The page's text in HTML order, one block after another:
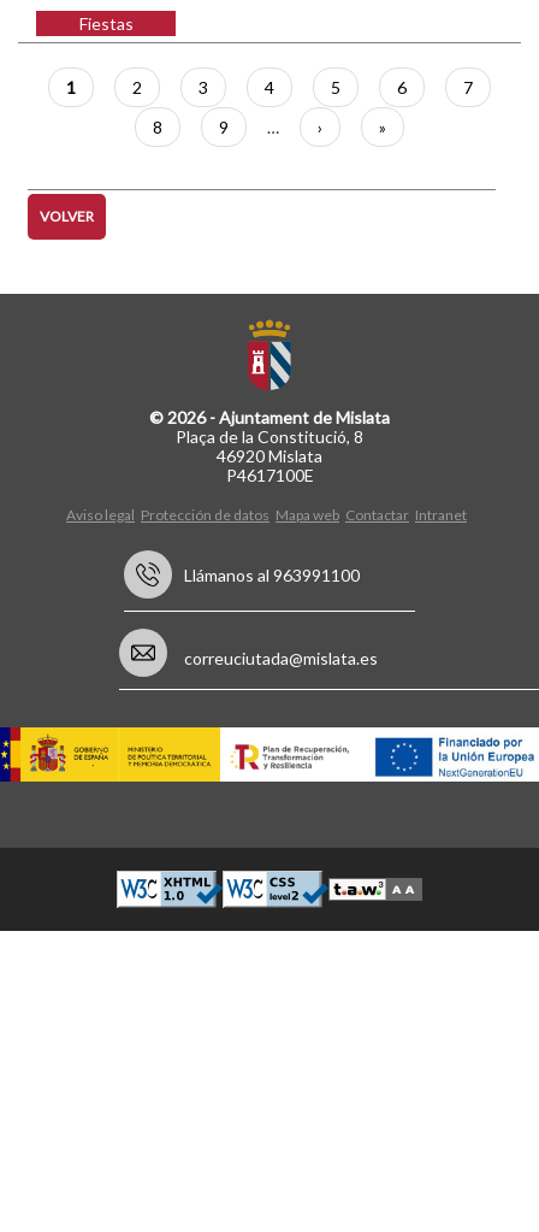
Fiestas
Paginación
Página
actual
1 Página
2 Página
3 Página
4 Página
5 Página
6 Página
7
Página
8 Página
9 …
Siguiente
página
›
Última
página
»
VOLVER
© 2026 - Ajuntament de Mislata
Plaça de la Constitució, 8
46920 Mislata
P4617100E
Aviso legal Protección de datos Mapa web Contactar Intranet
Llámanos al 963991100
correuciutada@mislata.es